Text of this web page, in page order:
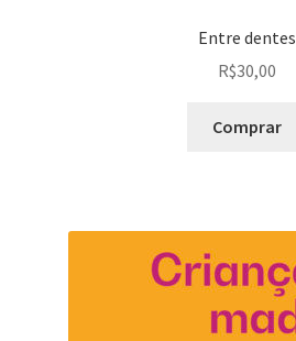
Entre dentes
R$30,00
Comprar